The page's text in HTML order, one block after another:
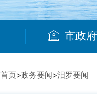
市政府
首页>政务要闻>汨罗要闻